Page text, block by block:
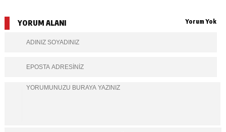
YORUM ALANI Yorum Yok